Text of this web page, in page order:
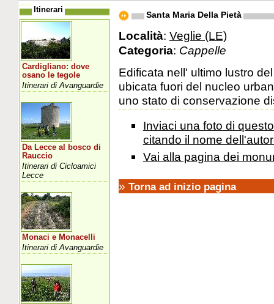
Santa Maria Della Pietà
Località: Veglie (LE)
Categoria: Cappelle
Edificata nell' ultimo lustro
ubicata fuori del nucleo
uno stato di conservazione
Inviaci una foto di
citando il nome
Vai alla pagina dei
» Torna ad inizio pagina
Itinerari
Cardigliano: dove
osano le tegole
Itinerari di Avanguardie
Da Lecce al bosco di
Rauccio
Itinerari di Cicloamici
Lecce
Monaci e Monacelli
Itinerari di Avanguardie